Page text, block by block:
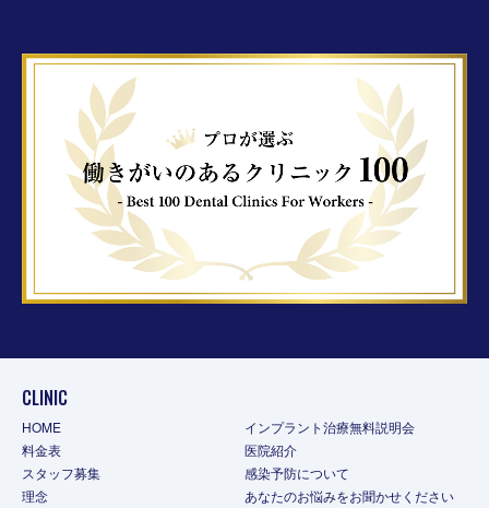
CLINIC
HOME
料金表
スタッフ募集
理念
インプラント治療無料説明会
医院紹介
感染予防について
あなたのお悩みをお聞かせください